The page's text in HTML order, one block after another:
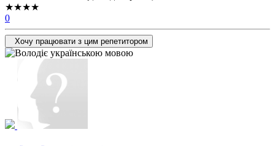
★★★★
0
Хочу працювати з цим репетитором